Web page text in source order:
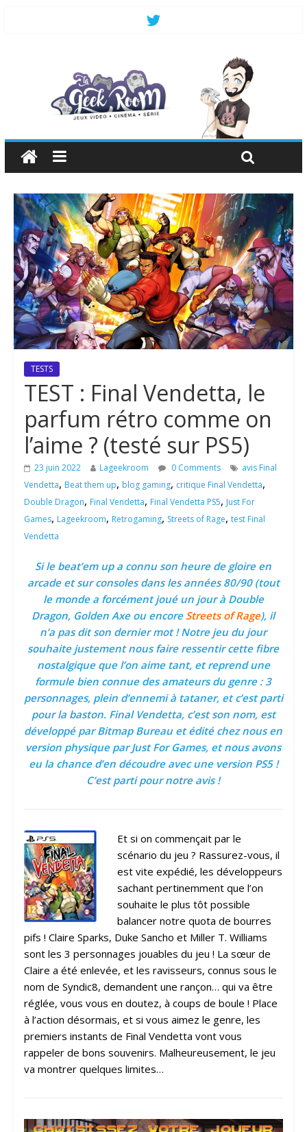
TESTS
TEST : Final Vendetta, le
parfum rétro comme on
l’aime ? (testé sur PS5)
23 juin 2022 Lageekroom 0 Comments
avis Final
Vendetta, Beat them up, blog gaming, critique Final Vendetta,
Double Dragon, Final Vendetta, Final Vendetta PS5, Just For
Games, Lageekroom, Retrogaming, Streets of Rage, test Final
Vendetta
Si le beat’em up a connu son heure de gloire en
arcade et sur consoles dans les années 80/90 (tout
le monde a forcément joué un jour à Double
Dragon, Golden Axe ou encore Streets of Rage), il
n’a pas dit son dernier mot ! Notre jeu du jour
souhaite justement nous faire ressentir cette fibre
nostalgique que l’on aime tant, et reprend une
formule bien connue des amateurs du genre : 3
personnages, plein d’ennemi à tataner, et c’est parti
pour la baston. Final Vendetta, c’est son nom, est
développé par Bitmap Bureau et édité chez nous en
version physique par Just For Games, et nous avons
eu la chance d’en découdre avec une version PS5 !
C’est parti pour notre avis !
Et si on commençait par le
scénario du jeu ? Rassurez-vous, il
est vite expédié, les développeurs
sachant pertinemment que l’on
souhaite le plus tôt possible
balancer notre quota de bourres
pifs ! Claire Sparks, Duke Sancho et Miller T. Williams
sont les 3 personnages jouables du jeu ! La sœur de
Claire a été enlevée, et les ravisseurs, connus sous le
nom de Syndic8, demandent une rançon… qui va être
réglée, vous vous en doutez, à coups de boule ! Place
à l’action désormais, et si vous aimez le genre, les
premiers instants de Final Vendetta vont vous
rappeler de bons souvenirs. Malheureusement, le jeu
va montrer quelques limites…